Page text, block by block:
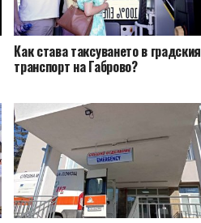
Как става таксуването в градския
транспорт на Габрово?